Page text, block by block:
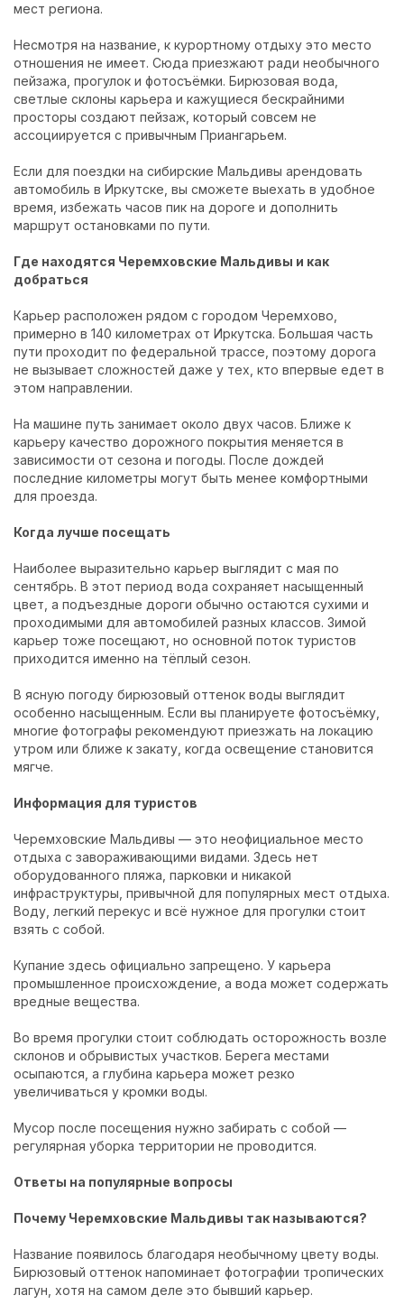
мест региона.
Несмотря на название, к курортному отдыху это место
отношения не имеет. Сюда приезжают ради необычного
пейзажа, прогулок и фотосъёмки. Бирюзовая вода,
светлые склоны карьера и кажущиеся бескрайними
просторы создают пейзаж, который совсем не
ассоциируется с привычным Приангарьем.
Если для поездки на сибирские Мальдивы арендовать
автомобиль в Иркутске, вы сможете выехать в удобное
время, избежать часов пик на дороге и дополнить
маршрут остановками по пути.
Где находятся Черемховские Мальдивы и как
добраться
Карьер расположен рядом с городом Черемхово,
примерно в 140 километрах от Иркутска. Большая часть
пути проходит по федеральной трассе, поэтому дорога
не вызывает сложностей даже у тех, кто впервые едет в
этом направлении.
На машине путь занимает около двух часов. Ближе к
карьеру качество дорожного покрытия меняется в
зависимости от сезона и погоды. После дождей
последние километры могут быть менее комфортными
для проезда.
Когда лучше посещать
Наиболее выразительно карьер выглядит с мая по
сентябрь. В этот период вода сохраняет насыщенный
цвет, а подъездные дороги обычно остаются сухими и
проходимыми для автомобилей разных классов. Зимой
карьер тоже посещают, но основной поток туристов
приходится именно на тёплый сезон.
В ясную погоду бирюзовый оттенок воды выглядит
особенно насыщенным. Если вы планируете фотосъёмку,
многие фотографы рекомендуют приезжать на локацию
утром или ближе к закату, когда освещение становится
мягче.
Информация для туристов
Черемховские Мальдивы — это неофициальное место
отдыха с завораживающими видами. Здесь нет
оборудованного пляжа, парковки и никакой
инфраструктуры, привычной для популярных мест отдыха.
Воду, легкий перекус и всё нужное для прогулки стоит
взять с собой.
Купание здесь официально запрещено. У карьера
промышленное происхождение, а вода может содержать
вредные вещества.
Во время прогулки стоит соблюдать осторожность возле
склонов и обрывистых участков. Берега местами
осыпаются, а глубина карьера может резко
увеличиваться у кромки воды.
Мусор после посещения нужно забирать с собой —
регулярная уборка территории не проводится.
Ответы на популярные вопросы
Почему Черемховские Мальдивы так называются?
Название появилось благодаря необычному цвету воды.
Бирюзовый оттенок напоминает фотографии тропических
лагун, хотя на самом деле это бывший карьер.